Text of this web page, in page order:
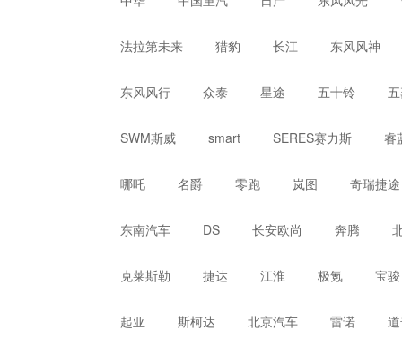
法拉第未来 猎豹 长江 东风风神
东风风行 众泰 星途 五十铃
SWM斯威 smart SERES赛力斯 睿
哪吒 名爵 零跑 岚图 奇瑞捷途
东南汽车 DS 长安欧尚 奔腾
克莱斯勒 捷达 江淮 极氪 宝骏
起亚 斯柯达 北京汽车 雷诺